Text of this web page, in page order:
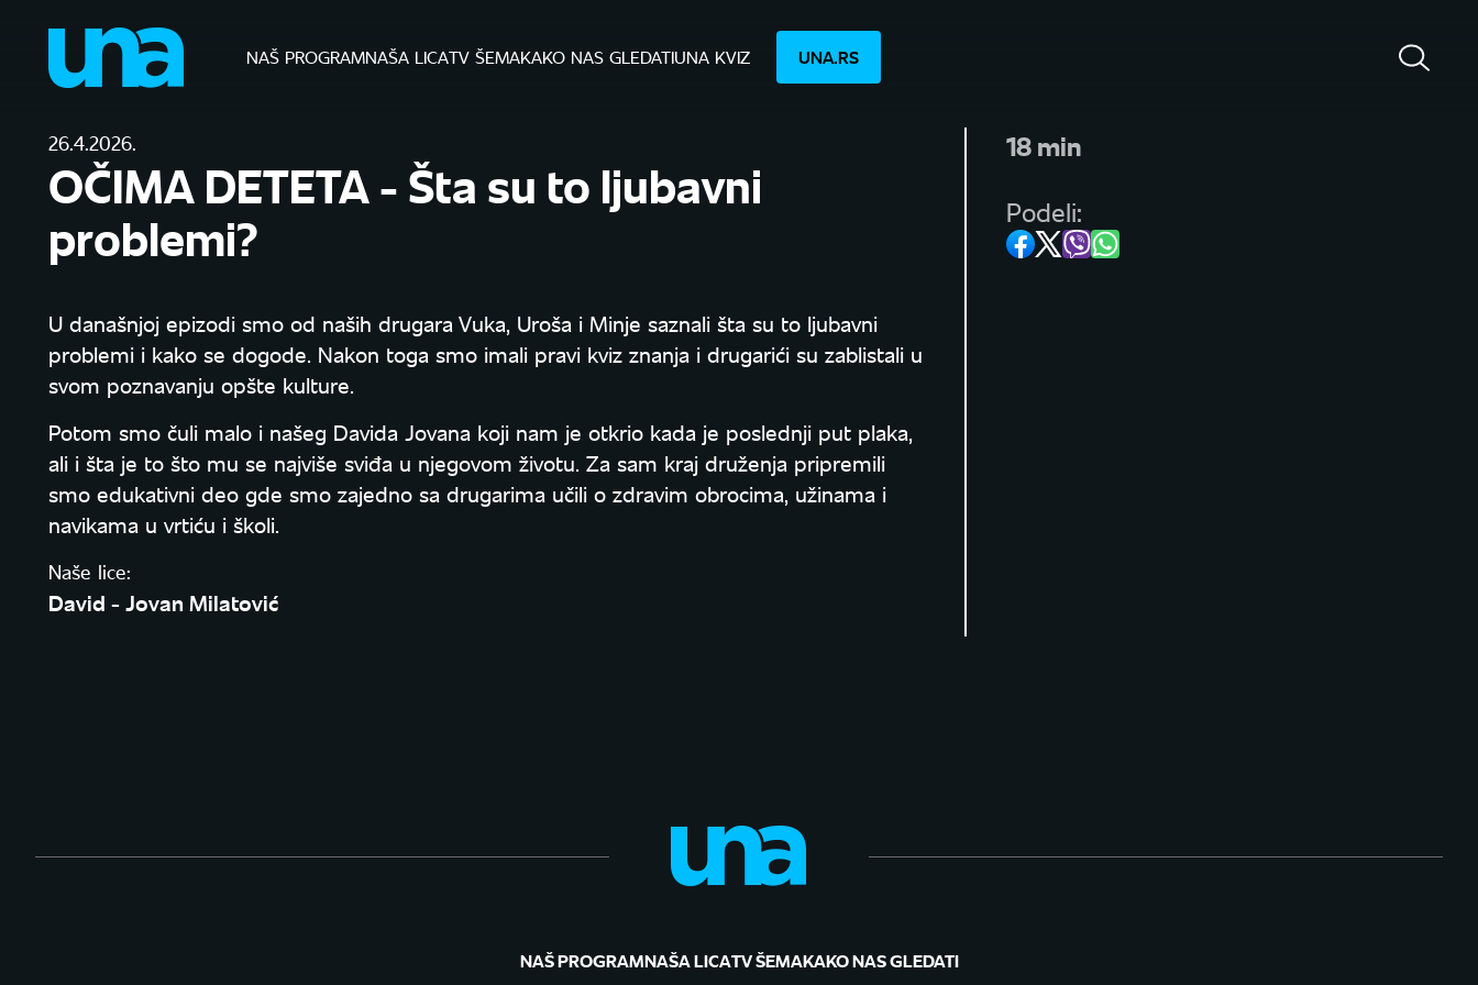
NAŠ PROGRAMNAŠA LICATV ŠEMAKAKO NAS GLEDATIUNA KVIZ UNA.RS
26.4.2026.
OČIMA DETETA - Šta su to ljubavni
problemi?
U današnjoj epizodi smo od naših drugara Vuka, Uroša i Minje saznali šta su to ljubavni
problemi i kako se dogode. Nakon toga smo imali pravi kviz znanja i drugarići su zablistali u
svom poznavanju opšte kulture.
Potom smo čuli malo i našeg Davida Jovana koji nam je otkrio kada je poslednji put plaka,
ali i šta je to što mu se najviše sviđa u njegovom životu. Za sam kraj druženja pripremili
smo edukativni deo gde smo zajedno sa drugarima učili o zdravim obrocima, užinama i
navikama u vrtiću i školi.
Naše lice:
David - Jovan Milatović
18 min
Podeli:
NAŠ PROGRAMNAŠA LICATV ŠEMAKAKO NAS GLEDATI